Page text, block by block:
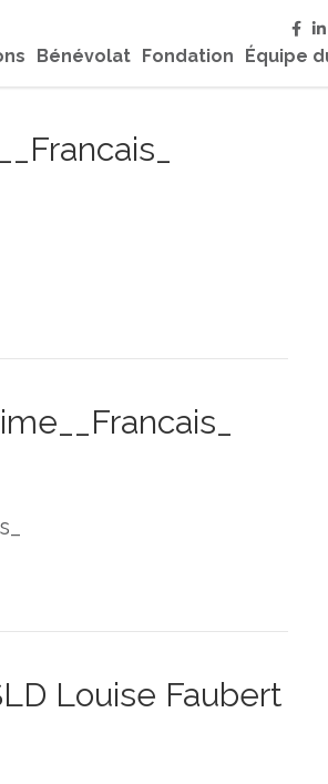
Bénévolat Fondation Équipe
Louise Faubert